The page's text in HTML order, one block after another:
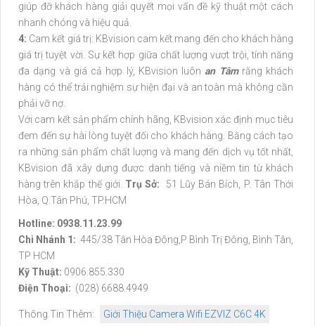
giúp đỡ khách hàng giải quyết mọi vấn đề kỹ thuật một cách
nhanh chóng và hiệu quả.
4: Cam kết giá trị: KBvision cam kết mang đến cho khách hàng
giá trị tuyệt vời. Sự kết hợp giữa chất lượng vượt trội, tính năng
đa dạng và giá cả hợp lý, KBvision luôn an Tâm rằng khách
hàng có thể trải nghiệm sự hiện đại và an toàn mà không cần
phải vỡ nợ.
Với cam kết sản phẩm chính hãng, KBvision xác định mục tiêu
đem đến sự hài lòng tuyệt đối cho khách hàng. Bằng cách tạo
ra những sản phẩm chất lượng và mang đến dịch vụ tốt nhất,
KBvision đã xây dựng được danh tiếng và niềm tin từ khách
hàng trên khắp thế giới. Trụ Sở:
51 Lũy Bán Bích, P. Tân Thới
Hòa, Q.Tân Phú, TP.HCM
Hotline: 0938.11.23.99
Chi Nhánh 1: 445/38 Tân Hòa Đông,P Bình Trị Đông, Bình Tân,
TP HCM
Kỹ Thuật: 0906.855.330
Điện Thoại: (028) 6688.4949
Thông Tin Thêm:
Giới Thiệu Camera Wifi EZVIZ C6C 4K